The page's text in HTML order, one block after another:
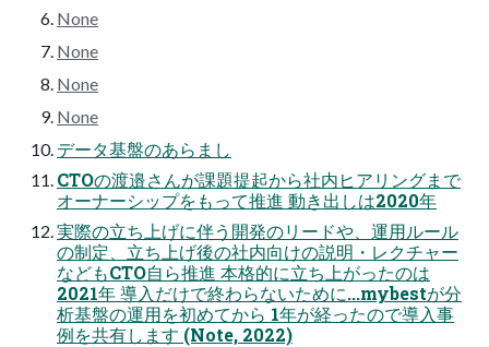
None
None
None
None
データ基盤のあらまし
CTOの渡邉さんが課題提起から社内ヒアリングまで
オーナーシップをもって推進 動き出しは2020年
実際の立ち上げに伴う開発のリードや、運用ルール
の制定、立ち上げ後の社内向けの説明・レクチャー
などもCTO自ら推進 本格的に立ち上がったのは
2021年 導入だけで終わらないために...mybestが分
析基盤の運用を初めてから 1年が経ったので導入事
例を共有します (Note, 2022)